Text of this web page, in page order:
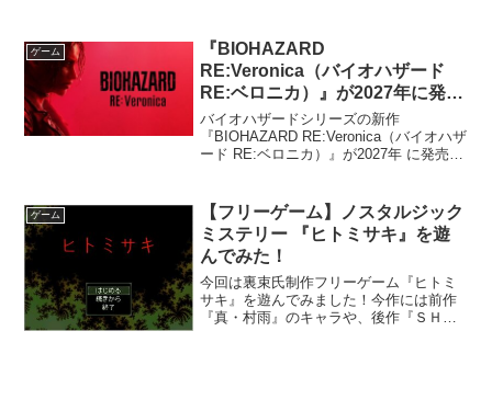
なりますね（笑）黎の軌跡１黎の軌跡２
今回は宇宙計画を軸に、過去...
ゲーム
『BIOHAZARD
RE:Veronica（バイオハザード
RE:ベロニカ）』が2027年に発売
決定！
バイオハザードシリーズの新作
『BIOHAZARD RE:Veronica（バイオハザ
ード RE:ベロニカ）』が2027年 に発売さ
リームキャス...
ゲーム
【フリーゲーム】ノスタルジック
ミステリー 『ヒトミサキ』を遊
んでみた！
今回は裏束氏制作フリーゲーム『ヒトミ
サキ』を遊んでみました！今作には前作
『真・村雨』のキャラや、後作『ＳＨＡ